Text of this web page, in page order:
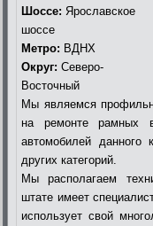
Шоссе: Ярославское
шоссе
Метро: ВДНХ
Округ: Северо-
Восточный
Мы являемся
на ремонте рамных
автомобилей данного
других категорий.
Мы располагаем
штате имеет
использует свой